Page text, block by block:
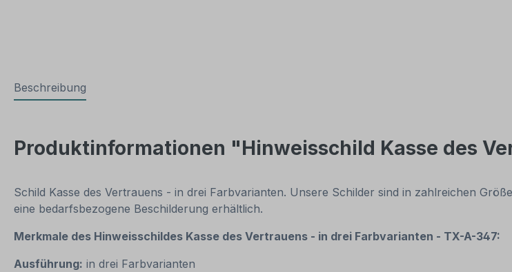
Beschreibung
Produktinformationen "Hinweisschild Kasse des
Schild Kasse des Vertrauens - in drei Farbvarianten. Unsere Schilder sind in zahlreichen
eine bedarfsbezogene Beschilderung erhältlich.
Merkmale des Hinweisschildes Kasse des Vertrauens - in drei Farbvarianten - TX-A-347:
Ausführung: in drei Farbvarianten